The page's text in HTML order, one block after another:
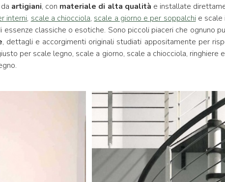
artigiani, con materiale di alta qualità e installate
interni, scale a chiocciola, scale a giorno e per soppalchie scale
classiche o esotiche. Sono piccoli piaceri che ognuno
, dettagli e accorgimenti originali studiati appositamente per
per scale legno, scale a giorno, scale a chiocciola, ringhiere